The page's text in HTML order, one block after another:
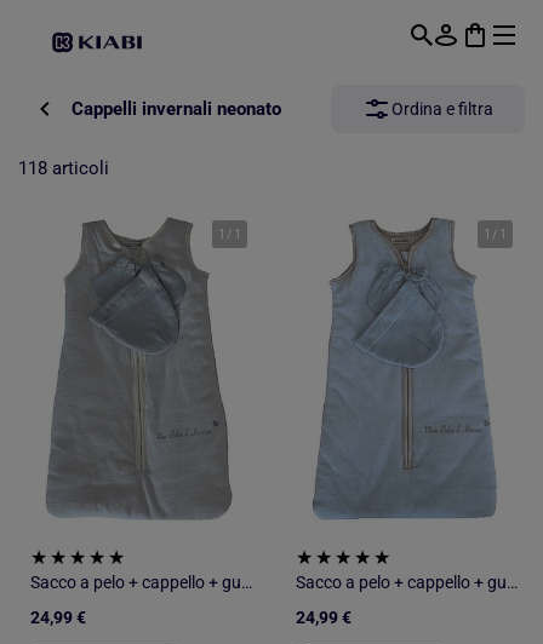
Cappelli invernali neonato Ordina e filtra
118 articoli
1 / 1
Sacco a pelo + cappello + guanti Les Chatounets
24,99 €
1 / 1
Sacco a pelo + cappello + guanti Les Chatounets
24,99 €